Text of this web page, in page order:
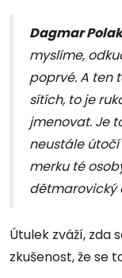
Dagmar
myslíme,
poprvé. A ten
sítích, to je
jmenovat. Je
neustále útočí
merku té
dětmarovický
Útulek zváží, zda
zkušenost, že se